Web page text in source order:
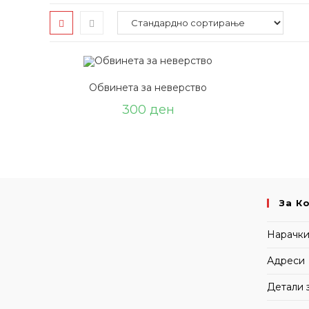
Обвинета за неверство
300 ден
За
Нарачки
Адреси
Детали